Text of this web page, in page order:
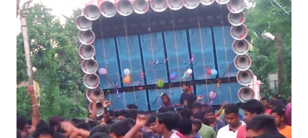
হবে? --মেলবডিতে টাইপ বা পেস্ট করে পাঠাবেন। word ফাইলে পাঠানো যেতে পারে। --
লেখার সঙ্গে কী কী দিতে হবে? --নিজের নাম, ঠিকানা এবং ফোন ও whatsapp নম্বর। (ছবি
দেওয়ার দরকার নেই।) --বিশেষ সতর্কতা কিছু ? --১)মেলের সাবজেক্ট লাইনে লিখবেন '...